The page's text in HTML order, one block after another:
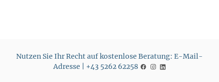
Nutzen Sie Ihr Recht auf kostenlose Beratung: E-Mail-
Adresse | +43 5262 62258